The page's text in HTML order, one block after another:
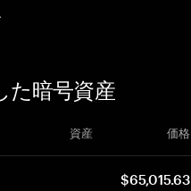
た暗号資産
資産 価格
$65,015.63